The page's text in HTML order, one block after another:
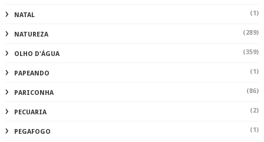
NATAL (1)
NATUREZA (289)
OLHO D'ÁGUA (359)
PAPEANDO (1)
PARICONHA (86)
PECUARIA (2)
PEGAFOGO (1)